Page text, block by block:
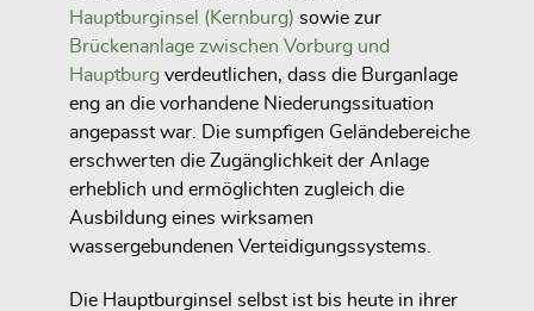
Hauptburginsel (Kernburg) sowie zur
Brückenanlage zwischen Vorburg und
Hauptburg verdeutlichen, dass die Burganlage
eng an die vorhandene Niederungssituation
angepasst war. Die sumpfigen Geländebereiche
erschwerten die Zugänglichkeit der Anlage
erheblich und ermöglichten zugleich die
Ausbildung eines wirksamen
wassergebundenen Verteidigungssystems.
Die Hauptburginsel selbst ist bis heute in ihrer